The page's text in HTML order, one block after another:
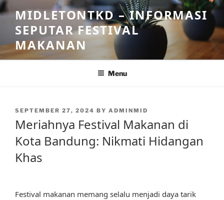
Skip
to
content
MIDLETONTKD – INFORMASI
SEPUTAR FESTIVAL
MAKANAN
Menu
POSTED
SEPTEMBER 27, 2024 BY ADMINMID
Meriahnya Festival Makanan di
Kota Bandung: Nikmati Hidangan
Khas
Festival makanan memang selalu menjadi daya tarik